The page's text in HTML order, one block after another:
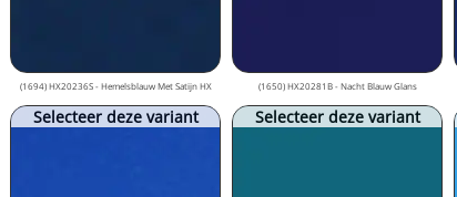
(1694) HX20236S - Hemelsblauw Met Satijn HX (1650) HX20281B - Nacht Blauw Glans
Selecteer deze variant Selecteer deze variant